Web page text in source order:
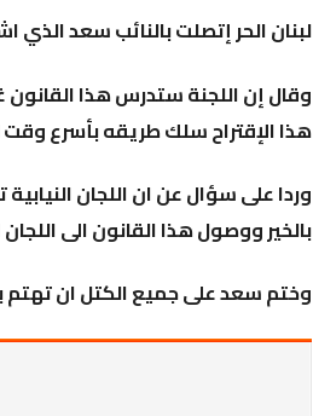
لبنان الحر إتصلت بالنائب سعد الذي
وقال إن اللجنة ستدرس هذا القانون
هذا الإقتراح سلك طريقه بأسرع وقت
وردا على سؤال عن ان اللجان
بالخير ووصول هذا القانون الى
وختم سعد على جميع الكتل ان تهتم